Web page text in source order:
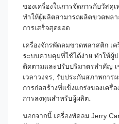
ของเครื่องในการจัดการกับวัสดุ
ทําให้ผู้ผลิตสามารถผลิตขวดพล
การเสร็จสุดยอด
เครื่องจักรพัดลมขวดพลาสติก เ
ระบบควบคุมที่ใช้ได้ง่าย ทําให้ผู้
ติดตามและปรับปริมาตรสําคัญ
เวลาวงจร, รับประกันสภาพการ
การก่อสร้างที่แข็งแกร่งของเครื่
การลงทุนสําหรับผู้ผลิต.
นอกจากนี้ เครื่องพัดลม Jerry